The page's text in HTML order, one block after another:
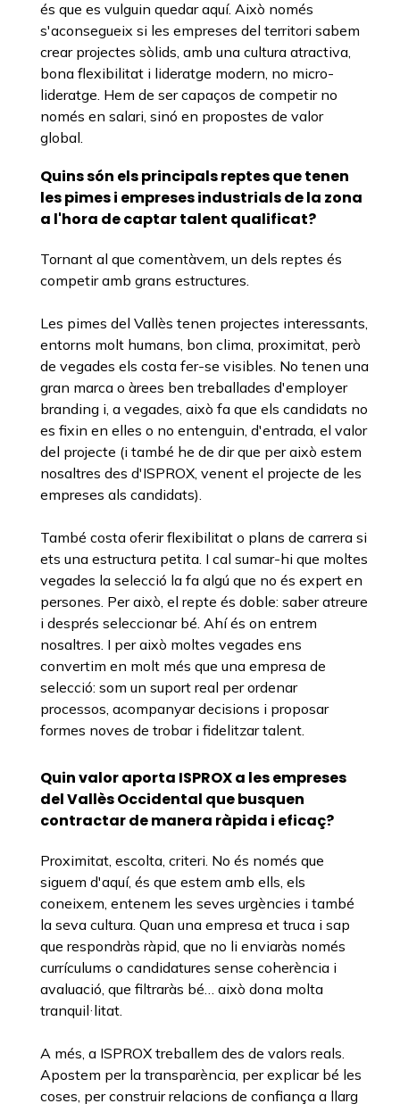
és que es vulguin quedar aquí. Això només
s'aconsegueix si les empreses del territori sabem
crear projectes sòlids, amb una cultura atractiva,
bona flexibilitat i lideratge modern, no micro-
lideratge. Hem de ser capaços de competir no
només en salari, sinó en propostes de valor
global.
Quins són els principals reptes que tenen
les pimes i empreses industrials de la zona
a l'hora de captar talent qualificat?
Tornant al que comentàvem, un dels reptes és
competir amb grans estructures.
Les pimes del Vallès tenen projectes interessants,
entorns molt humans, bon clima, proximitat, però
de vegades els costa fer-se visibles. No tenen una
gran marca o àrees ben treballades d'employer
branding i, a vegades, això fa que els candidats no
es fixin en elles o no entenguin, d'entrada, el valor
del projecte (i també he de dir que per això estem
nosaltres des d'ISPROX, venent el projecte de les
empreses als candidats).
També costa oferir flexibilitat o plans de carrera si
ets una estructura petita. I cal sumar-hi que moltes
vegades la selecció la fa algú que no és expert en
persones. Per això, el repte és doble: saber atreure
i després seleccionar bé. Ahí és on entrem
nosaltres. I per això moltes vegades ens
convertim en molt més que una empresa de
selecció: som un suport real per ordenar
processos, acompanyar decisions i proposar
formes noves de trobar i fidelitzar talent.
Quin valor aporta ISPROX a les empreses
del Vallès Occidental que busquen
contractar de manera ràpida i eficaç?
Proximitat, escolta, criteri. No és només que
siguem d'aquí, és que estem amb ells, els
coneixem, entenem les seves urgències i també
la seva cultura. Quan una empresa et truca i sap
que respondràs ràpid, que no li enviaràs només
currículums o candidatures sense coherència i
avaluació, que filtraràs bé… això dona molta
tranquil·litat.
A més, a ISPROX treballem des de valors reals.
Apostem per la transparència, per explicar bé les
coses, per construir relacions de confiança a llarg